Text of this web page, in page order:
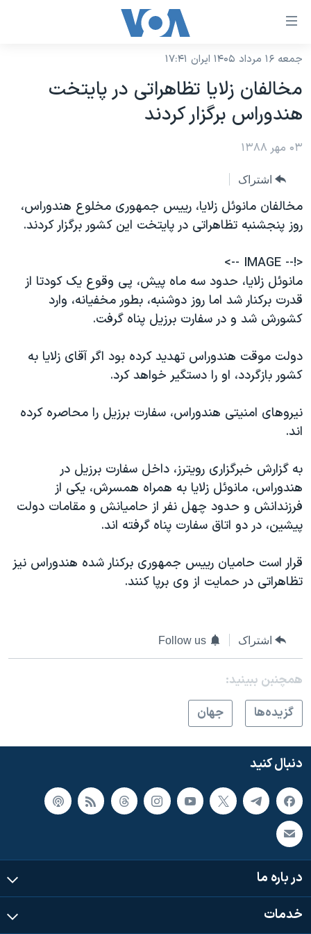
لینکهای
دسترسی
جهش
محتوای
اصلی
صفحه
اصلی
جهش
جستجو
نسخه سبک وب‌سایت
موضوع ها
ایران
آمریکا
جهان
ورزشی
ویژه برنامه‌ها
ویدیوها
فرهنگ و زندگی
حقوق شهروندی
اقتصادی
آرشیو پخش زنده
برنامه های تلویزیونی
جدول برنامه ها
صفحه‌های ویژه
جام جهانی ۲۰۲۶
۲۵۰سالگی آمریکا
بایگانی برنامه‌های تلویزیونی
مستندها
انتخابات ریاست جمهوری آمریکا ۲۰۲۴
حمله جمهوری اسلامی به اسرائیل
مجموعه مستندهای دادخواهی
تریبونال مردمی آبان ۹۸
دادگاه حمید نوری
قانون شفافیت دارائی کادر رهبری ایران
نرگس محمدی برنده جایزه نوبل صلح
همایش محافظه‌کاران آمریکا «سی‌پک»
صفحه‌های ویژه
سفر پرزیدنت ترامپ به چین
فرکانس‌های صدای آمریکا
یادگیری زبان انگلیسی
دنبال کنید
زبانهای مختلف
جمعه ۱۶ مرداد ۱۴۰۵ ایران ۱۷:۴۱
مخالفان زلايا تظاهراتی در پایتخت
هندوراس برگزار کردند
۰۳ مهر ۱۳۸۸
اشتراک
مخالفان مانوئل زلایا، رییس جمهوری مخلوع هندوراس،
روز پنجشنبه تظاهراتی در پایتخت این کشور برگزار کردند.
<!-- IMAGE -->
مانوئل زلایا، حدود سه ماه پیش، پی وقوع یک کودتا از
قدرت برکنار شد اما روز دوشنبه، بطور مخفیانه، وارد
کشورش شد و در سفارت برزیل پناه گرفت.
دولت موقت هندوراس تهدید کرده بود اگر آقای زلایا به
کشور بازگردد، او را دستگیر خواهد کرد.
نیروهای امنیتی هندوراس، سفارت برزیل را محاصره کرده
اند.
به گزارش خبرگزاری رویترز، داخل سفارت برزیل در
هندوراس، مانوئل زلایا به همراه همسرش، یکی از
فرزندانش و حدود چهل نفر از حامیانش و مقامات دولت
پیشین، در دو اتاق سفارت پناه گرفته اند.
قرار است حامیان رییس جمهوری برکنار شده هندوراس نیز
تظاهراتی در حمایت از وی برپا کنند.
اشتراک Follow us
همچنبن ببینید:
گزيده‌ها
جهان
دنبال کنید
در باره ما
خدمات